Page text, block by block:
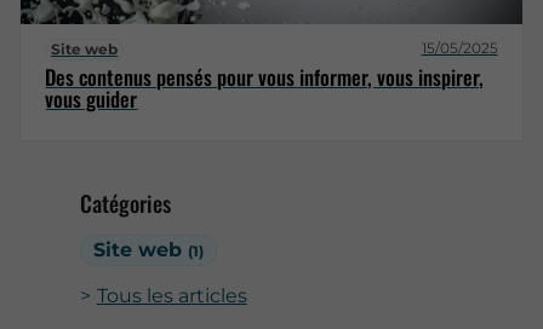
Catégories
Site web (1)
Tous les articles
Site web 15/05/2025
Des contenus pensés pour vous informer, vous inspirer,
vous guider